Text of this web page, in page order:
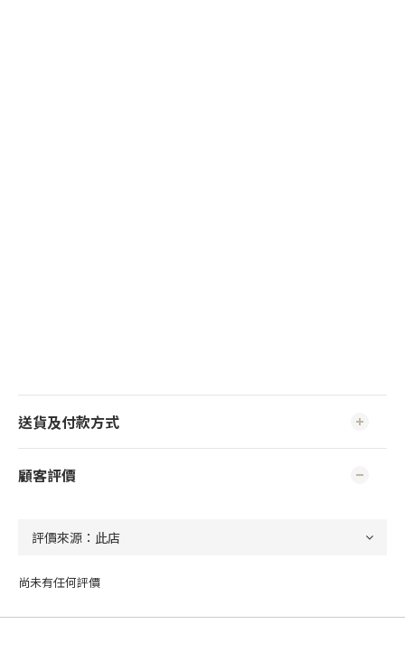
送貨及付款方式
顧客評價
尚未有任何評價